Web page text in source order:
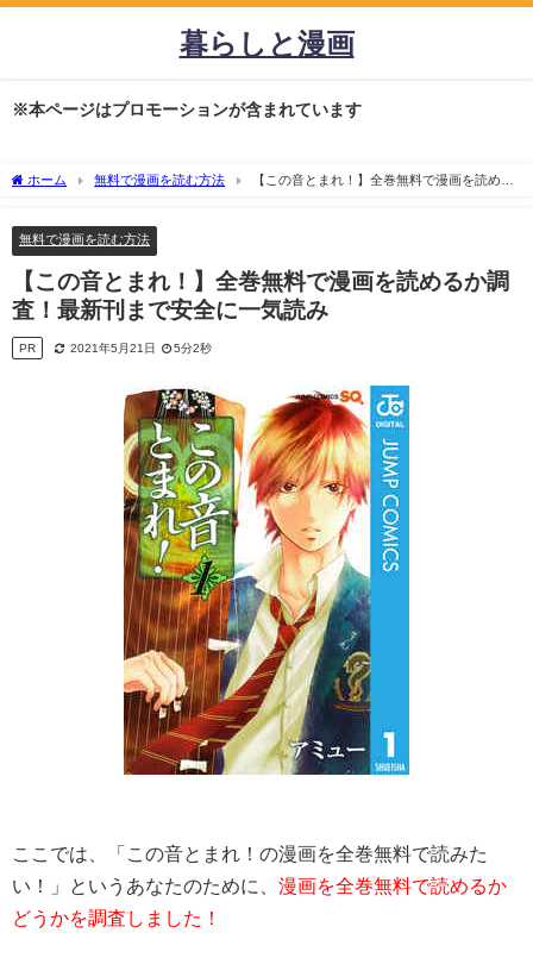
暮らしと漫画
※本ページはプロモーションが含まれています
ホーム 無料で漫画を読む方法
【この音とまれ！】全巻無料で漫画を読める
無料で漫画を読む方法
【この音とまれ！】全巻無料で漫画を読めるか調
査！最新刊まで安全に一気読み
PR 2021年5月21日 5分2秒
ここでは、「 この音とまれ！ の漫画を全巻無料で読みた
い！」というあなたのために、 漫画を全巻無料で読めるか
どうかを調査しました！